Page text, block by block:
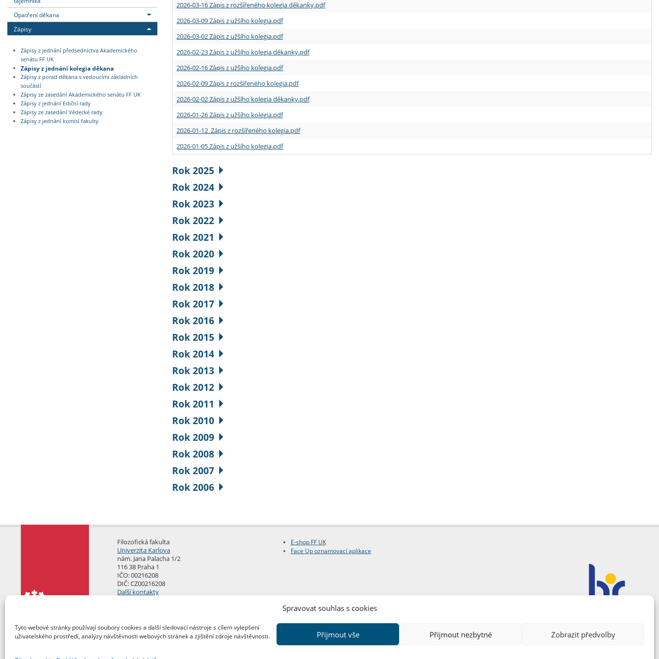
Spravovat souhlas s cookies
Tyto webové stránky používají soubory cookies a další sledovací nástroje s cílem vylepšení
uživatelského prostředí, analýzy návštěvnosti webových stránek a zjištění zdroje návštěvnosti.
Přijmout vše Přijmout nezbytné Zobrazit předvolby
Opatření děkana
Zápisy
Zápisy z jednání předsednictva Akademického
senátu FF UK
Zápisy z jednání kolegia děkana
Zápisy z porad děkana s vedoucími základních
součástí
Zápisy ze zasedání Akademického senátu FF UK
Zápisy z jednání Ediční rady
Zápisy ze zasedání Vědecké rady
Zápisy z jednání komisí fakulty
2026-03-16 Zápis z rozšířeného kolegia děkanky.pdf
2026-03-09 Zápis z užšího kolegia.pdf
2026-03-02 Zápis z užšího kolegia.pdf
2026-02-23 Zápis z užšího kolegia děkanky.pdf
2026-02-16 Zápis z užšího kolegia.pdf
2026-02-09 Zápis z rozšířeného kolegia.pdf
2026-02-02 Zápis z užšího kolegia děkanky.pdf
2026-01-26 Zápis z užšího kolegia.pdf
2026-01-12 Zápis z rozšířeného kolegia.pdf
2026-01-05 Zápis z užšího kolegia.pdf
Rok 2025
Rok 2024
Rok 2023
Rok 2022
Rok 2021
Rok 2020
Rok 2019
Rok 2018
Rok 2017
Rok 2016
Rok 2015
Rok 2014
Rok 2013
Rok 2012
Rok 2011
Rok 2010
Rok 2009
Rok 2008
Rok 2007
Rok 2006
Filozofická fakulta
Univerzita Karlova
nám. Jana Palacha 1/2
116 38 Praha 1
IČO: 00216208
DIČ: CZ00216208
Další kontakty
E-shop FF UK
Face Up oznamovací aplikace